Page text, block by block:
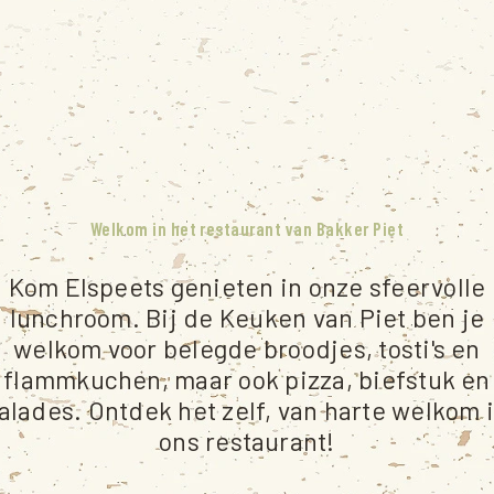
Welkom in het restaurant van Bakker Piet
Kom Elspeets genieten in onze sfeervolle
lunchroom. Bij de Keuken van Piet ben je
welkom voor belegde broodjes, tosti's en
flammkuchen, maar ook pizza, biefstuk en
Ontdek het zelf, van harte welkom
ons restaurant!